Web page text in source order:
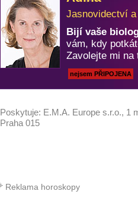
Jasnovidectví
Bijí vaše
vám, kdy
Zavolejte mi
nejsem PŘIPOJENA
Poskytuje: E.M.A. Europe s.r.o., 1
Praha 015
Reklama horoskopy